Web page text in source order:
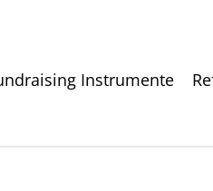
Instrumente